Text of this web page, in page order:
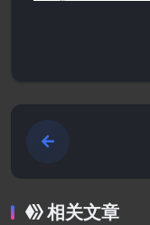
相关文章